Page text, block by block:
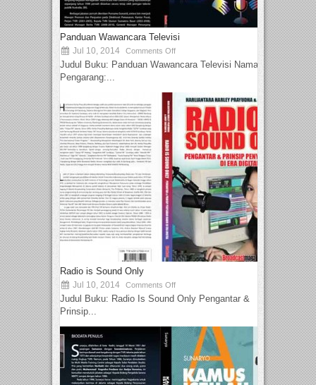
Panduan Wawancara Televisi
Jul 10, 2014 Comments Off
Judul Buku: Panduan Wawancara Televisi Nama
Pengarang:...
Radio is Sound Only
Jul 10, 2014 Comments Off
Judul Buku: Radio Is Sound Only Pengantar &
Prinsip...